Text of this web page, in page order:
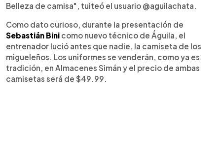
Belleza de camisa", tuiteó el usuario @aguilachata.
Como dato curioso, durante la presentación de
Sebastián Bini como nuevo técnico de Águila, el
entrenador lució antes que nadie, la camiseta de los
migueleños. Los uniformes se venderán, como ya es
tradición, en Almacenes Simán y el precio de ambas
camisetas será de $49.99.